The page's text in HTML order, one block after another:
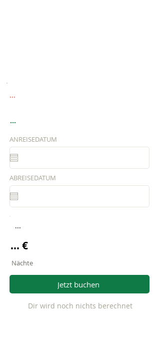
...
...
ANREISEDATUM
ABREISEDATUM
...
... €
Nächte
Jetzt buchen
Dir wird noch nichts berechnet